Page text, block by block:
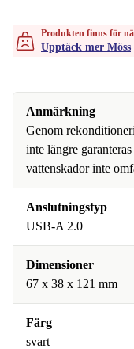
Produkten finns för
Upptäck mer Möss
Anmärkning
Genom
inte längre
vattenskador inte
Anslutningstyp
USB-A 2.0
Dimensioner
67 x 38 x 121 mm
Färg
svart